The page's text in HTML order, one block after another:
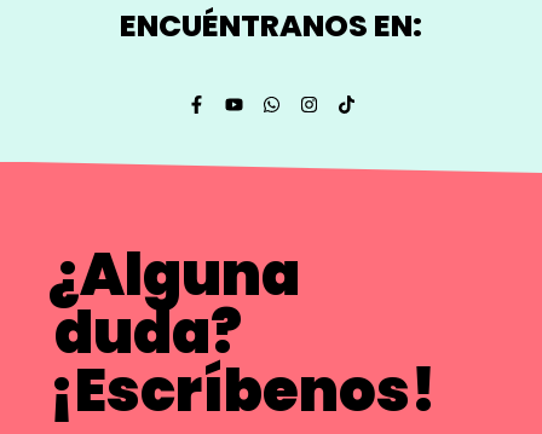
ENCUÉNTRANOS EN:
¿Alguna
duda?
¡Escríbenos!